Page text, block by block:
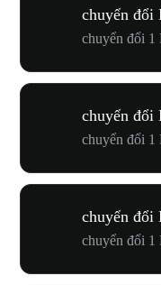
chuyển đổi
chuyển đổi
chuyển đổi
chuyển đổi 1
chuyển đổi
chuyển đổi 1